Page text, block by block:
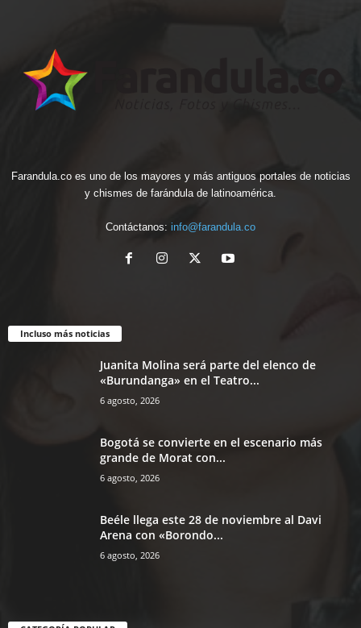
Farandula.co es uno de los mayores y más antiguos portales de noticias
y chismes de farándula de latinoamérica.
Contáctanos: info@farandula.co
Incluso más noticias
Juanita Molina será parte del elenco de
«Burundanga» en el Teatro...
6 agosto, 2026
Bogotá se convierte en el escenario más
grande de Morat con...
6 agosto, 2026
Beéle llega este 28 de noviembre al Davi
Arena con «Borondo...
6 agosto, 2026